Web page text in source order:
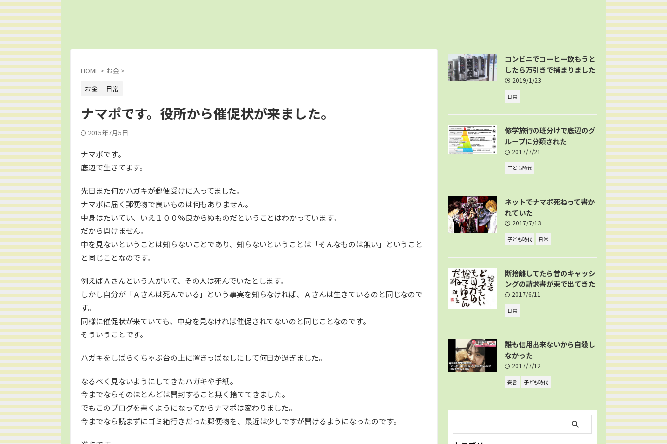
HOME > お金 >
お金
日常
ナマポです。役所から催促状が来ました。
2015年7月5日
ナマポです。
底辺で生きてます。
先日また何かハガキが郵便受けに入ってました。
ナマポに届く郵便物で良いものは何もありません。
中身はたいてい、いえ１００％良からぬものだということはわかっています。
だから開けません。
中を見ないということは知らないことであり、知らないということは「そんなものは無い」ということ
と同じことなのです。
例えばＡさんという人がいて、その人は死んでいたとします。
しかし自分が「Ａさんは死んでいる」という事実を知らなければ、Ａさんは生きているのと同じなので
す。
同様に催促状が来ていても、中身を見なければ催促されてないのと同じことなのです。
そういうことです。
ハガキをしばらくちゃぶ台の上に置きっぱなしにして何日か過ぎました。
なるべく見ないようにしてきたハガキや手紙。
今までならそのほとんどは開封すること無く捨ててきました。
でもこのブログを書くようになってからナマポは変わりました。
今までなら読まずにゴミ箱行きだった郵便物を、最近は少しですが開けるようになったのです。
コンビニでコーヒー飲もうと
したら万引きで捕まりました
2019/1/23
日常
修学旅行の班分けで底辺のグ
ループに分類された
2017/7/21
子ども時代
ネットでナマポ死ねって書か
れていた
2017/7/13
子ども時代 日常
断捨離してたら昔のキャッシ
ングの請求書が束で出てきた
2017/6/11
日常
誰も信用出来ないから自殺し
なかった
2017/7/12
妄言 子ども時代